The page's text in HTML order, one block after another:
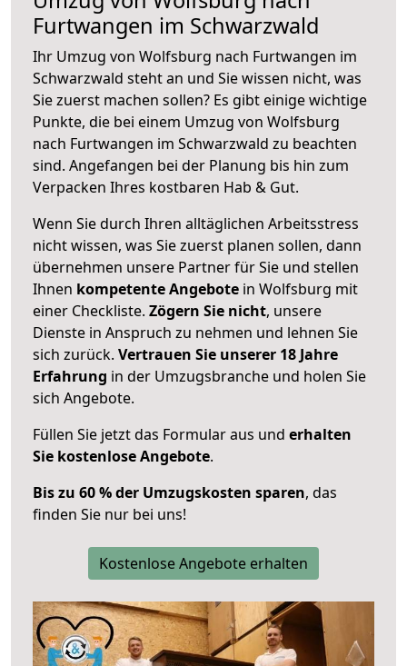
Furtwangen im Schwarzwald
Ihr Umzug von Wolfsburg nach Furtwangen im
Schwarzwald steht an und Sie wissen nicht, was
Sie zuerst machen sollen? Es gibt einige wichtige
Punkte, die bei einem Umzug von Wolfsburg
nach Furtwangen im Schwarzwald zu beachten
sind. Angefangen bei der Planung bis hin zum
Verpacken Ihres kostbaren Hab & Gut.
Wenn Sie durch Ihren alltäglichen Arbeitsstress
nicht wissen, was Sie zuerst planen sollen, dann
übernehmen unsere Partner für Sie und stellen
Ihnen kompetente Angebote in Wolfsburg mit
einer Checkliste. Zögern Sie nicht, unsere
Dienste in Anspruch zu nehmen und lehnen Sie
sich zurück. Vertrauen Sie unserer 18 Jahre
Erfahrung in der Umzugsbranche und holen Sie
sich Angebote.
Füllen Sie jetzt das Formular aus und erhalten
Sie kostenlose Angebote.
Bis zu 60 % der Umzugskosten sparen, das
finden Sie nur bei uns!
Kostenlose Angebote erhalten